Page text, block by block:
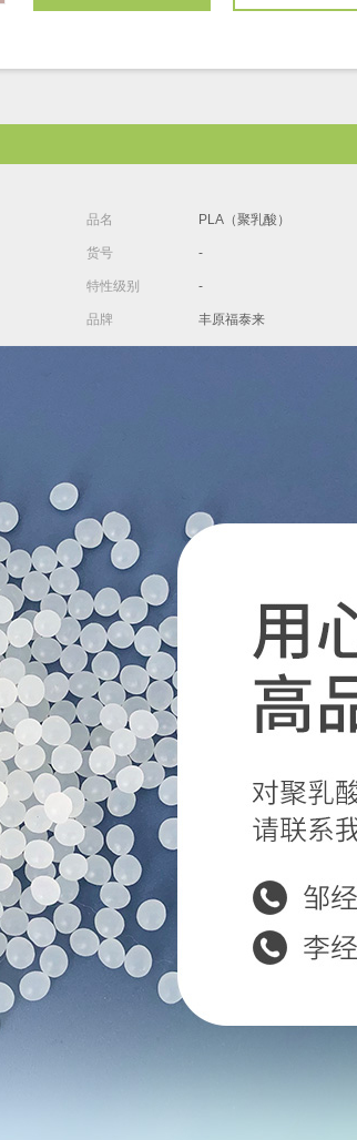
品名 PLA（聚乳酸）
货号 -
特性级别 -
品牌 丰原福泰来